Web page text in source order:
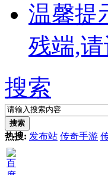
温馨提
残端,
搜索
搜索
热搜: 发布站 传奇手游